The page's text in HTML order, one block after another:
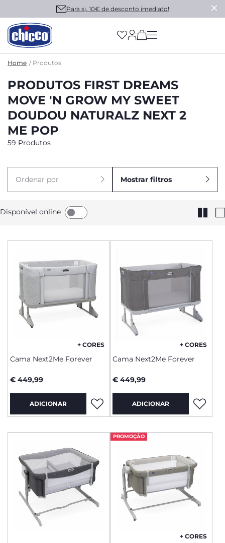
Para si, 10€ de desconto imediato!
(has more options
Home Produtos
PRODUTOS FIRST DREAMS
MOVE 'N GROW MY SWEET
DOUDOU NATURALZ NEXT 2
ME POP
59 Produtos
Ordenar por Mostrar filtros
Disponível online
+ CORES
Cama Next2Me Forever
€ 449,99
ADICIONAR
+ CORES
Cama Next2Me Forever
€ 449,99
ADICIONAR
PROMOÇÃO
+ CORES